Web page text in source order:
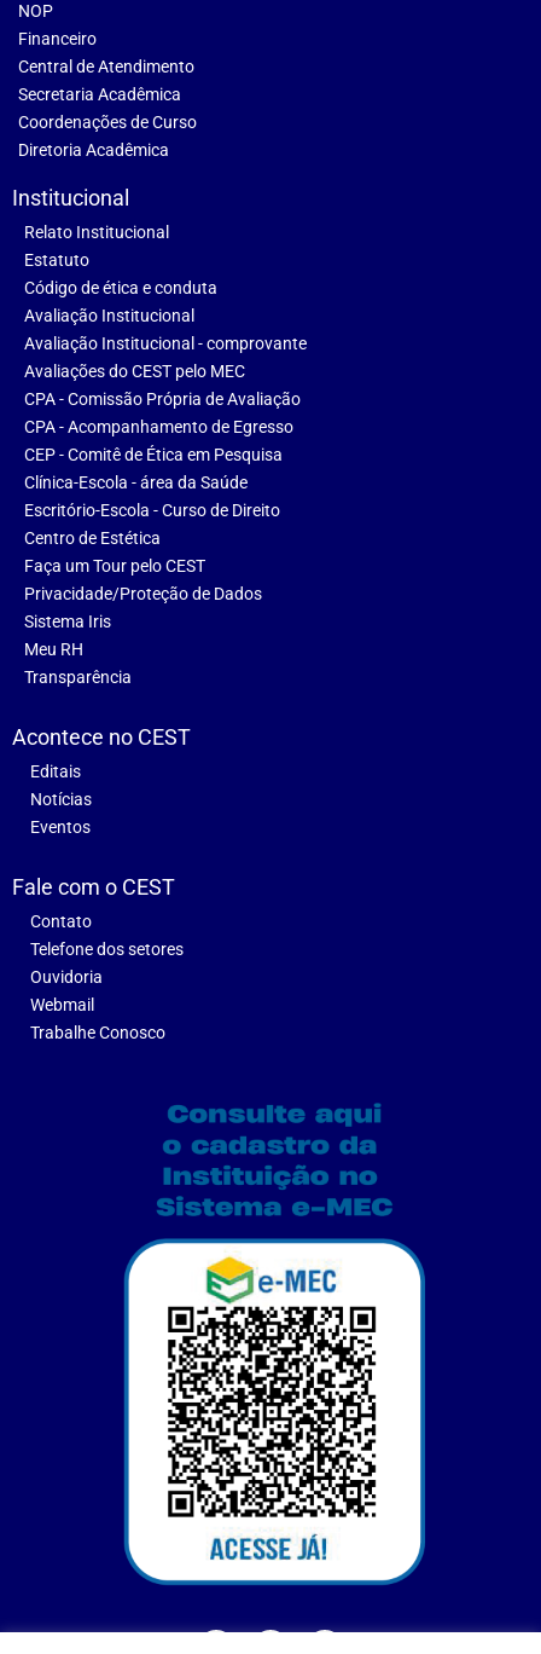
NOP
Financeiro
Central de Atendimento
Secretaria Acadêmica
Coordenações de Curso
Diretoria Acadêmica
Institucional
Relato Institucional
Estatuto
Código de ética e conduta
Avaliação Institucional
Avaliação Institucional - comprovante
Avaliações do CEST pelo MEC
CPA - Comissão Própria de Avaliação
CPA - Acompanhamento de Egresso
CEP - Comitê de Ética em Pesquisa
Clínica-Escola - área da Saúde
Escritório-Escola - Curso de Direito
Centro de Estética
Faça um Tour pelo CEST
Privacidade/Proteção de Dados
Sistema Iris
Meu RH
Transparência
Acontece no CEST
Editais
Notícias
Eventos
Fale com o CEST
Contato
Telefone dos setores
Ouvidoria
Webmail
Trabalhe Conosco